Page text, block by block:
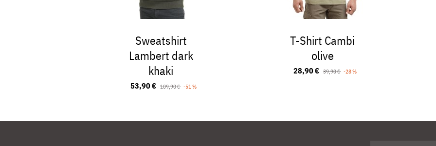
Sweatshirt
Lambert dark
khaki
53,90 € 109,90 € -51 %
T-Shirt Cambi
olive
28,90 € 39,90 € -28 %